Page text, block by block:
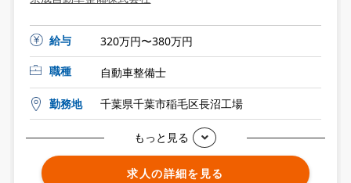
給与
320万円〜380万円
職種
自動車整備士
勤務地 千葉県千葉市稲毛区長沼工場
もっと見る
求人の詳細を見る